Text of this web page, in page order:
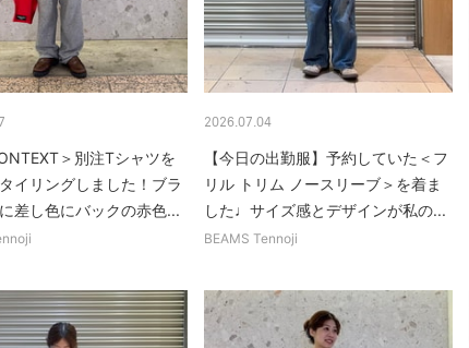
＞別注Tシャツを
イリングしました！ブラ
差し色にバックの赤色...
2026.07.04
【今日の出勤服】予約していた＜フ
リル トリム ノースリーブ＞を着ま
した♩サイズ感とデザインが私の...
BEAMS Tennoji